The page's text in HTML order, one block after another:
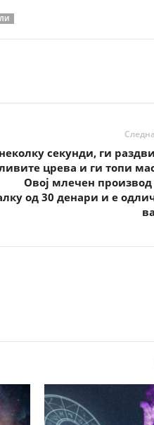
секунди, ги
црева и ги топи
Овој млечен
од 30 денари и е